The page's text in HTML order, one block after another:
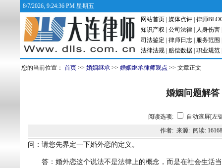
8/7/2026, 9:24:36 PM 星期五
网站首页 媒体点评 律师
知识产权
公司法律 人身伤害
司法鉴定
律师日志 服务范围
法律法规
赔偿数据 职业规范
您的当前位置： 首页 >> 婚姻继承 >> 婚姻继承律师观点 >> 文章正文
婚姻问题解答
阅读选项:
自动滚屏[左
作者: 来源: 阅读:
问：请您先界定一下婚外恋的定义。
答：婚外恋这个说法不是法律上的概念，而是在社会生活